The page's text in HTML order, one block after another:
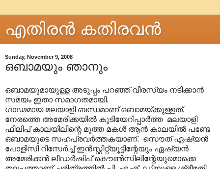
എതിരന്‍ കതിരവന്‍
Sunday, November 9, 2008
ഒബാമയും ഞാനും
ഒബാമയുമായുള്ള അടുപ്പം പറഞ്ഞ് വീരസ്യം നടിക്കാന്‍
സമയം ഇതാ സമാഗതമായി.
ഗാഢമായ മലയാളി ബന്ധമാണ് ഒബാമയ്ക്കുള്ളത്.
നേരത്തെ അമേരിക്കയില്‍ കുടിയേറിപ്പാര്‍ത്ത മലയാളി
ഫിലിപ് കാലയിലിന്റെ മൂത്ത മകള്‍ ആന്‍ കാലയില്‍ പണ്ടേ
ഒബാമയുടെ സഹപ്രവര്‍ത്തകയാണ്. സൌത് ഏഷ്യന്‍
പോളിസി റിസേര്‍ച്ച് ഇന്‍സ്റ്റിറ്റ്യൂട്ടിന്റേയും ഏഷ്യന്‍
അമേരിക്കന്‍ ലീഡര്‍ഷിപ് കൌണ്‍സിലിന്റേയുമൊക്കെ